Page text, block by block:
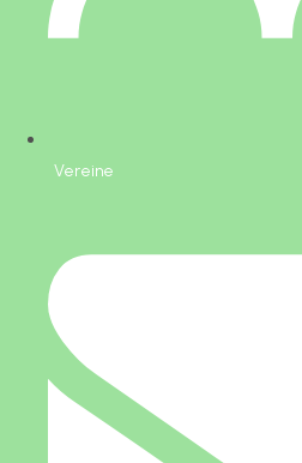
Vereine